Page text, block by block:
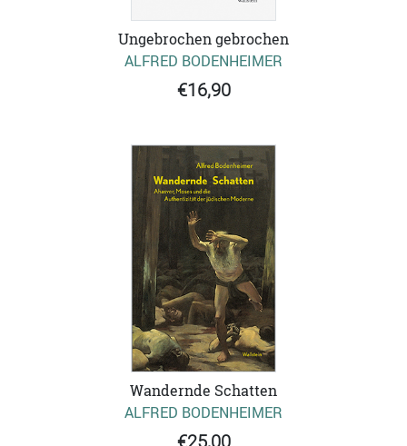
Ungebrochen gebrochen
ALFRED BODENHEIMER
€16,90
Wandernde Schatten
ALFRED BODENHEIMER
€25,00